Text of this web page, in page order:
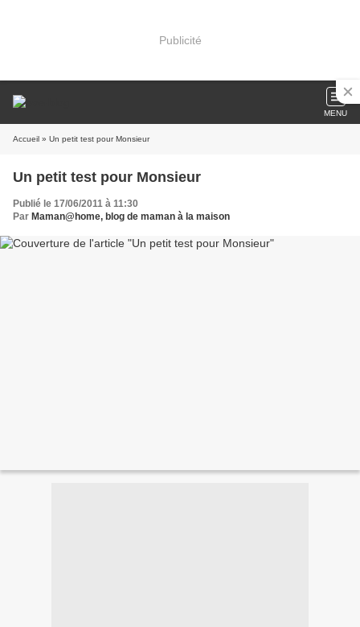
Publicité
MENU
Accueil » Un petit test pour Monsieur
Un petit test pour Monsieur
Publié le 17/06/2011 à 11:30
Par Maman@home, blog de maman à la maison